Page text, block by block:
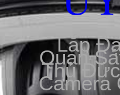
Lắp
Quan
Thủ
Camera